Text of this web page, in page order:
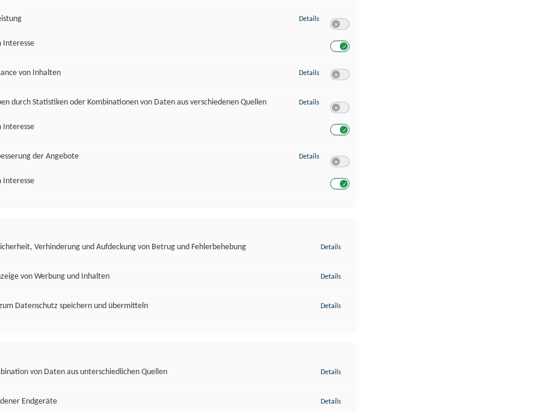
Interesse
Details zu Messung der Werbeleistung
von Inhalten
Details zu Messung der Performance von Inhalten
durch Statistiken oder Kombinationen von Daten aus verschiedenen Quellen
Interesse
Details zu Analyse von Zielgruppen durch Statistiken oder Kombinationen von
der Angebote
Interesse
Details zu Entwicklung und Verbesserung der Angebote
Verhinderung und Aufdeckung von Betrug und Fehlerbehebung Details
von Werbung und Inhalten Details
Datenschutz speichern und übermitteln Details
von Daten aus unterschiedlichen Quellen Details
Endgeräte Details